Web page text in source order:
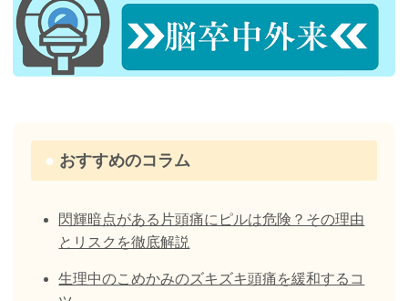
おすすめのコラム
閃輝暗点がある片頭痛にピルは危険？その理由
とリスクを徹底解説
生理中のこめかみのズキズキ頭痛を緩和するコ